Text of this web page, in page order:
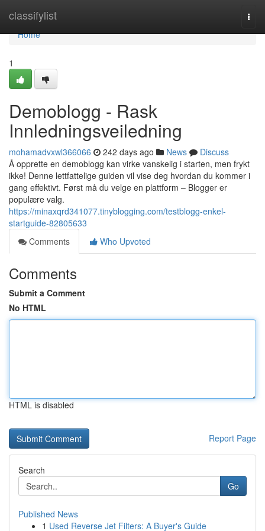
classifylist
Home
Home
1
Demoblogg - Rask
Innledningsveiledning
mohamadvxwl366066 242 days ago News
Discuss
Å opprette en demoblogg kan virke vanskelig i starten, men frykt
ikke! Denne lettfattelige guiden vil vise deg hvordan du kommer i
gang effektivt. Først må du velge en plattform – Blogger er
populære valg.
https://minaxqrd341077.tinyblogging.com/testblogg-enkel-
startguide-82805633
Comments
Who Upvoted
Comments
Submit a Comment
No HTML
HTML is disabled
Report Page
Search
Go
Published News
1 Used Reverse Jet Filters: A Buyer's Guide